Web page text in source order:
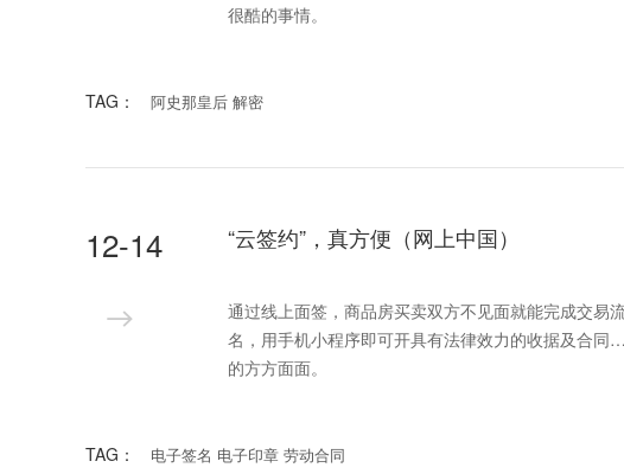
很酷的事情。
TAG： 阿史那皇后 解密
12-14 “云签约”，真方便（网上中国）
通过线上面签，商品房买卖双方不见面就能完成交易
名，用手机小程序即可开具有法律效力的收据及合
的方方面面。
TAG： 电子签名 电子印章 劳动合同